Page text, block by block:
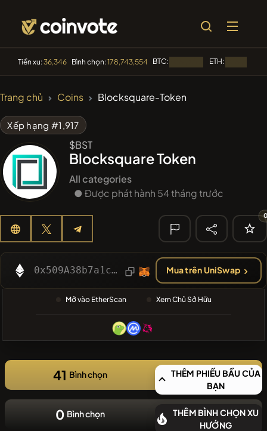
Tiền xu:36,346 Bình chọn:178,743,554 BTC: ETH:
HƯỚNG
LIMOCOIN SWAP
#84
ATH
#608
🔎 TÌM KIẾM
GẦN ĐÂY
❌Không có
mới gần đây
Trang chủ Coins Blocksquare-Token
Xếp hạng #1,917
$BST
Blocksquare Token
All categories
● Được phát hành 54 tháng trước
0x509A38b7a1cC0dcd83Aa9d06214663D9eC7c7F4a Mua trên UniSwap
Mở vào EtherScan Xem Chủ Sở Hữu
41 Bình chọn
THÊM PHIẾU BẦU CỦA
BẠN
0 Bình chọn
THÊM BÌNH CHỌN XU
HƯỚNG